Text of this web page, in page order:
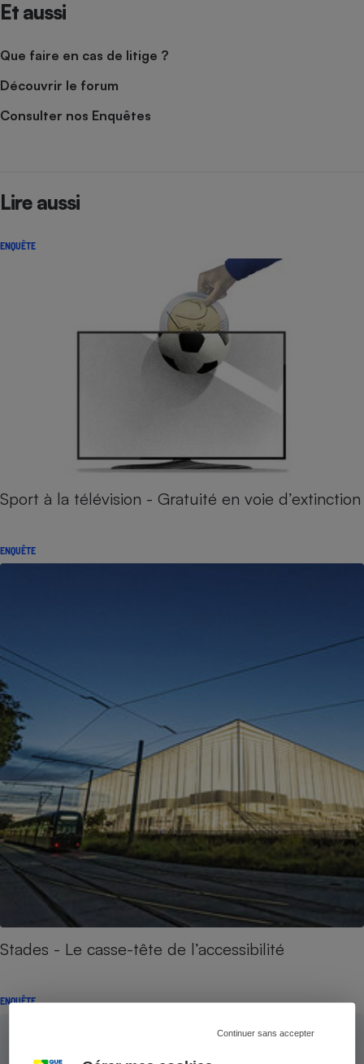
Continuer sans accepter
Et aussi
Que faire en cas de litige ?
Découvrir le forum
Consulter nos Enquêtes
Lire aussi
ENQUÊTE
Sport à la télévision - Gratuité en voie d’extinction
ENQUÊTE
Stades - Le casse-tête de l’accessibilité
ENQUÊTE